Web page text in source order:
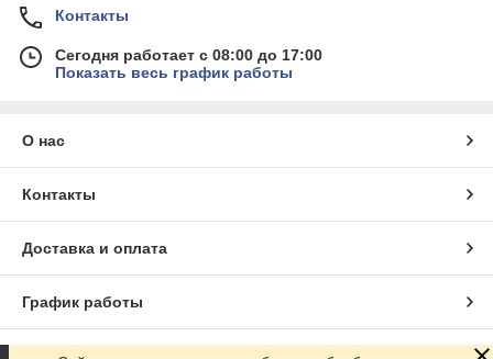
Контакты
Сегодня работает с 08:00 до 17:00
Показать весь график работы
О нас
Контакты
Доставка и оплата
График работы
Полная версия сайта